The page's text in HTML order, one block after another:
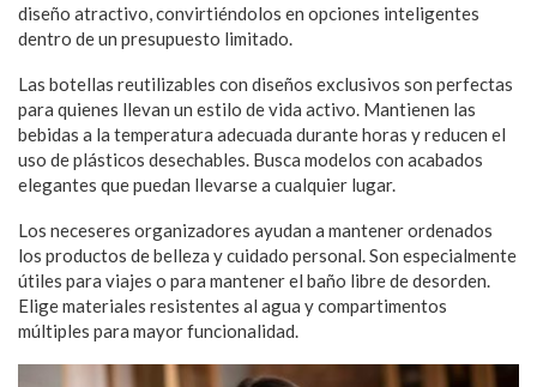
diseño atractivo, convirtiéndolos en opciones inteligentes
dentro de un presupuesto limitado.
Las botellas reutilizables con diseños exclusivos son perfectas
para quienes llevan un estilo de vida activo. Mantienen las
bebidas a la temperatura adecuada durante horas y reducen el
uso de plásticos desechables. Busca modelos con acabados
elegantes que puedan llevarse a cualquier lugar.
Los neceseres organizadores ayudan a mantener ordenados
los productos de belleza y cuidado personal. Son especialmente
útiles para viajes o para mantener el baño libre de desorden.
Elige materiales resistentes al agua y compartimentos
múltiples para mayor funcionalidad.